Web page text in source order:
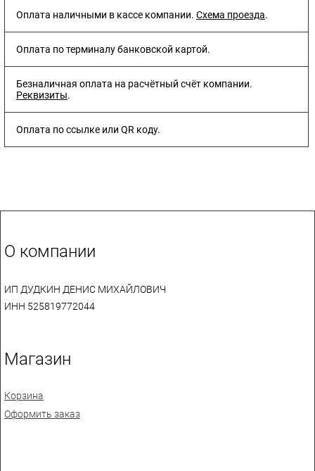
Оплата наличными в кассе компании. Схема проезда.
Оплата по терминалу банковской картой.
Безналичная оплата на расчётный счёт компании.
Реквизиты.
Оплата по ссылке или QR коду.
О компании
ИП ДУДКИН ДЕНИС МИХАЙЛОВИЧ
ИНН 525819772044
Магазин
Корзина
Оформить заказ